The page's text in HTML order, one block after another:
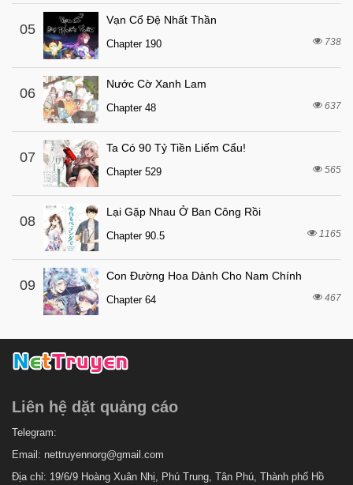
Chapter 60 6 tháng trước
Chapter 59
Chapter 58 6 tháng trước
Chapter 57
Chapter 56
Chapter 55 6 tháng trước
Chapter 54
Chapter 53 6 tháng trước
Chapter 52
Chapter 51
Chapter 50 6 tháng trước
Chapter 49
Chapter 47
Chapter 45 6 tháng trước
Chapter 44
Chapter 43
05
Vạn Cổ Đệ Nhất Thần
Chapter 190 738
06
Nước Cờ Xanh Lam
Chapter 48 637
07
Ta Có 90 Tỷ Tiền Liếm Cẩu!
Chapter 529 565
08
Lại Gặp Nhau Ở Ban Công Rồi
Chapter 90.5 1165
09
Con Đường Hoa Dành Cho Nam Chính
Chapter 64 467
Liên hệ dặt quảng cáo
Telegram:
Email: nettruyennorg@gmail.com
Địa chỉ: 19/6/9 Hoàng Xuân Nhị, Phú Trung, Tân Phú, Thành phố Hồ